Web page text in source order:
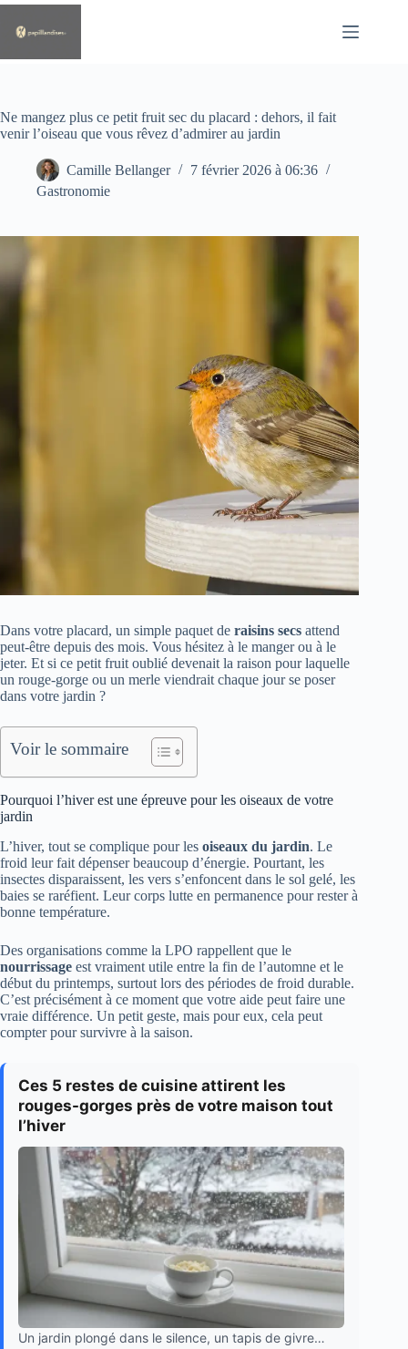
Passer
contenu
Ne mangez plus ce petit fruit sec du placard : dehors, il fait
venir l’oiseau que vous rêvez d’admirer au jardin
Camille Bellanger
7 février 2026 à 06:36
Gastronomie
Dans votre placard, un simple paquet de raisins secs attend
peut-être depuis des mois. Vous hésitez à le manger ou à le
jeter. Et si ce petit fruit oublié devenait la raison pour laquelle
un rouge-gorge ou un merle viendrait chaque jour se poser
dans votre jardin ?
Voir le sommaire
Pourquoi l’hiver est une épreuve pour les oiseaux de votre
jardin
L’hiver, tout se complique pour les oiseaux du jardin. Le
froid leur fait dépenser beaucoup d’énergie. Pourtant, les
insectes disparaissent, les vers s’enfoncent dans le sol gelé, les
baies se raréfient. Leur corps lutte en permanence pour rester à
bonne température.
Des organisations comme la LPO rappellent que le
nourrissage est vraiment utile entre la fin de l’automne et le
début du printemps, surtout lors des périodes de froid durable.
C’est précisément à ce moment que votre aide peut faire une
vraie différence. Un petit geste, mais pour eux, cela peut
compter pour survivre à la saison.
Ces 5 restes de cuisine attirent les
rouges-gorges près de votre maison tout
l’hiver
Un jardin plongé dans le silence, un tapis de givre…